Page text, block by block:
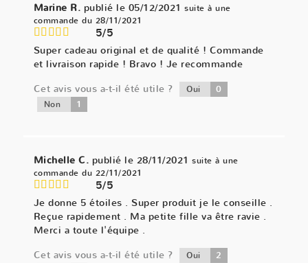
Marine R. publié le 05/12/2021 suite à une
commande du 28/11/2021
5/5
Super cadeau original et de qualité ! Commande
et livraison rapide ! Bravo ! Je recommande
Cet avis vous a-t-il été utile ?
Oui 0
Non 1
Michelle C. publié le 28/11/2021 suite à une
commande du 22/11/2021
5/5
Je donne 5 étoiles . Super produit je le conseille .
Reçue rapidement . Ma petite fille va être ravie .
Merci a toute l'équipe .
Cet avis vous a-t-il été utile ?
Oui 2